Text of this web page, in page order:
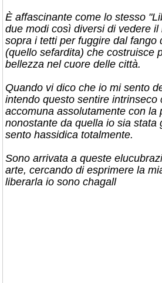
È affascinante come lo stesso
due modi così diversi di vedere il
sopra i tetti per fuggire dal fango
(quello sefardita) che costruisce
bellezza nel cuore delle città.
Quando vi dico che io mi sento
intendo questo sentire intrinseco
accomuna assolutamente con la
nonostante da quella io sia stata
sento hassidica totalmente.
Sono arrivata a queste
arte, cercando di esprimere la
liberarla io sono chagall